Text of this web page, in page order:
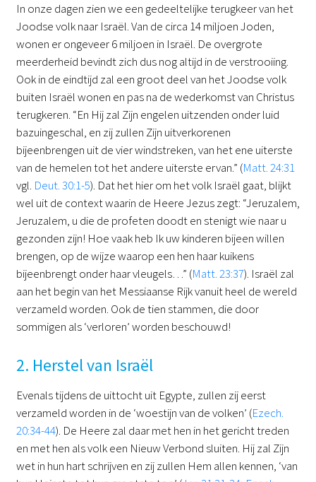
In onze dagen zien we een gedeeltelijke terugkeer van het
Joodse volk naar Israël. Van de circa 14 miljoen Joden,
wonen er ongeveer 6 miljoen in Israël. De overgrote
meerderheid bevindt zich dus nog altijd in de verstrooiing.
Ook in de eindtijd zal een groot deel van het Joodse volk
buiten Israël wonen en pas na de wederkomst van Christus
terugkeren. “En Hij zal Zijn engelen uitzenden onder luid
bazuingeschal, en zij zullen Zijn uitverkorenen
bijeenbrengen uit de vier windstreken, van het ene uiterste
van de hemelen tot het andere uiterste ervan.” (Matt. 24:31
vgl. Deut. 30:1-5). Dat het hier om het volk Israël gaat, blijkt
wel uit de context waarin de Heere Jezus zegt: “Jeruzalem,
Jeruzalem, u die de profeten doodt en stenigt wie naar u
gezonden zijn! Hoe vaak heb Ik uw kinderen bijeen willen
brengen, op de wijze waarop een hen haar kuikens
bijeenbrengt onder haar vleugels…” (Matt. 23:37). Israël zal
aan het begin van het Messiaanse Rijk vanuit heel de wereld
verzameld worden. Ook de tien stammen, die door
sommigen als ʻverlorenʼ worden beschouwd!
2. Herstel van Israël
Evenals tijdens de uittocht uit Egypte, zullen zij eerst
verzameld worden in de ‘woestijn van de volken’ (Ezech.
20:34-44). De Heere zal daar met hen in het gericht treden
en met hen als volk een Nieuw Verbond sluiten. Hij zal Zijn
wet in hun hart schrijven en zij zullen Hem allen kennen, ‘van